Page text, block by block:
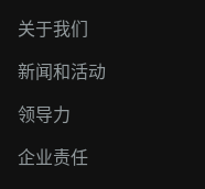
关于我们
新闻和活动
领导力
企业责任